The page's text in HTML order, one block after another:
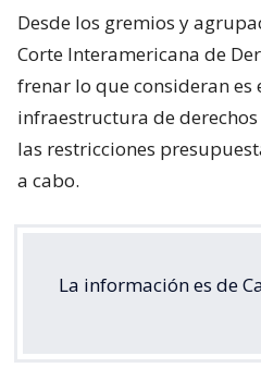
Desde los gremios y
Corte Interamericana de
frenar lo que consideran es
infraestructura de
las restricciones
a cabo.
La información es de